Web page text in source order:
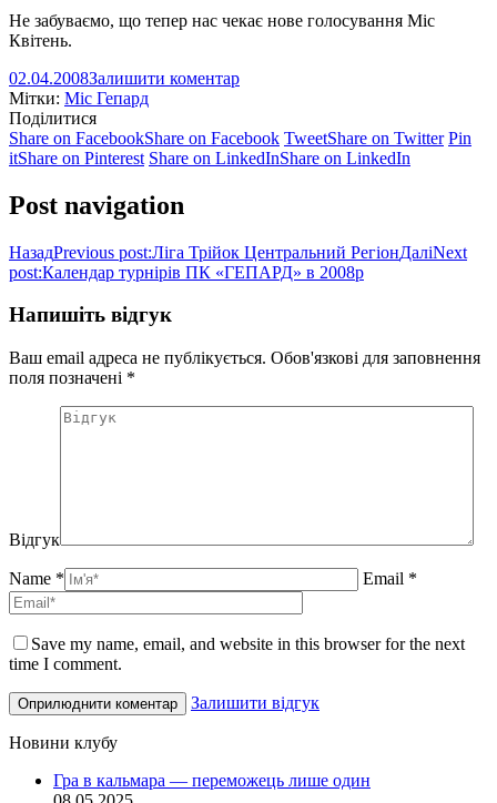
Не забуваємо, що тепер нас чекає нове голосування Міс
Квітень.
02.04.2008Залишити коментар
Мітки: Міс Гепард
Поділитися
Share on FacebookShare on Facebook TweetShare on Twitter Pin
itShare on Pinterest Share on LinkedInShare on LinkedIn
Post navigation
НазадPrevious post:Ліга Трійок Центральний РегіонДаліNext
post:Календар турнірів ПК «ГЕПАРД» в 2008р
Напишіть відгук
Ваш email адреса не публікується. Обов'язкові для заповнення
поля позначені *
Відгук
Name * Email *
Save my name, email, and website in this browser for the next
time I comment.
Залишити відгук
Новини клубу
Гра в кальмара — переможець лише один